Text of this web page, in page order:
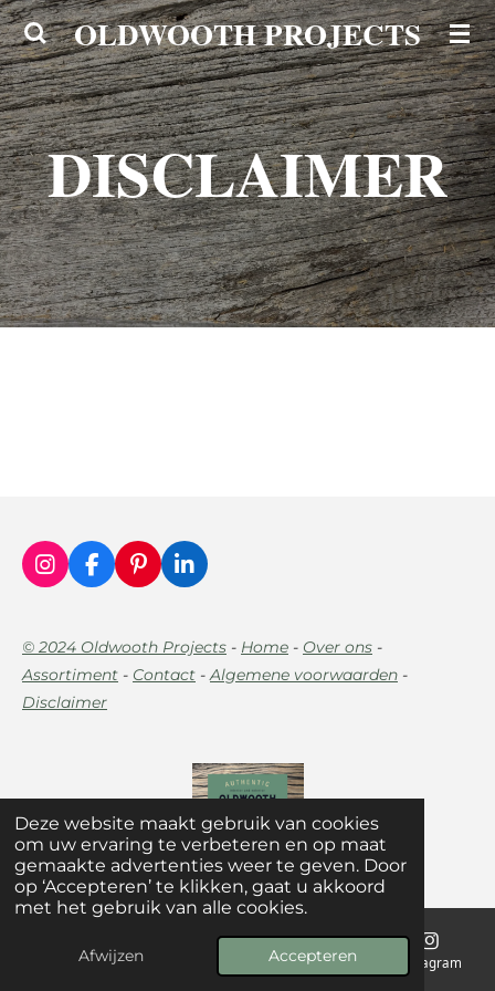
Deze website maakt gebruik van cookies
om uw ervaring te verbeteren en op maat
gemaakte advertenties weer te geven. Door
op ‘Accepteren’ te klikken, gaat u akkoord
met het gebruik van alle cookies.
Afwijzen Accepteren
Ga
direct
naar
de
hoofdinhoud
OLDWOOTH PROJECTS
DISCLAIMER
I
n
t
a
g
r
F
a
e
b
o
o
P
i
e
r
L
i
k
e
d
© 2024 Oldwooth Projects - Home - Over ons -
Assortiment - Contact -Algemene voorwaarden -
Disclaimer
E-mailadres Kaart Instagram